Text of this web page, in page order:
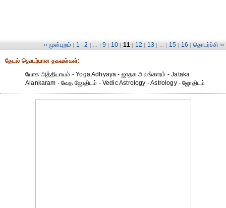
‹‹ முன்புறம் | 1 | 2 | ... | 9 | 10 | 11 | 12 | 13 | ... | 15 | 16 | தொடர்ச்சி ››
தேட‌ல் தொட‌ர்பான தகவ‌ல்க‌ள்:
யோக அத்தியாயம் - Yoga Adhyaya - ஜாதக அலங்காரம் - Jataka
Alankaram - வேத ஜோதிடம் - Vedic Astrology - Astrology - ஜோதிடம்